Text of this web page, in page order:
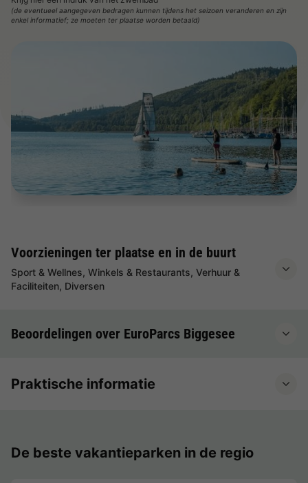
(de eventueel aangegeven bedragen kunnen tijdens het seizoen veranderen en zijn
enkel informatief; ze moeten ter plaatse worden betaald)
Voorzieningen ter plaatse en in de buurt
Sport & Wellnes, Winkels & Restaurants, Verhuur &
Faciliteiten, Diversen
Beoordelingen over EuroParcs Biggesee
Praktische informatie
De beste vakantieparken in de regio